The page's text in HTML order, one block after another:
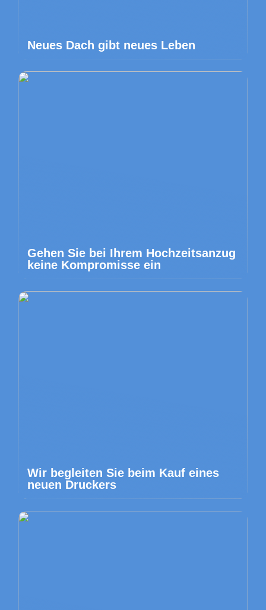
Neues Dach gibt neues Leben
Gehen Sie bei Ihrem Hochzeitsanzug
keine Kompromisse ein
Wir begleiten Sie beim Kauf eines
neuen Druckers